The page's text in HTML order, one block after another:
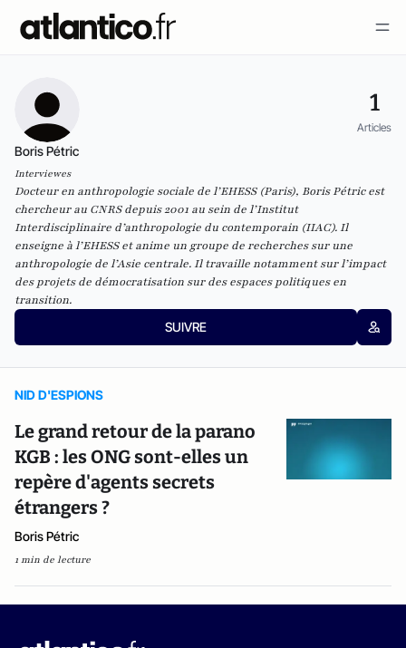
1
Articles
Boris Pétric
Interviewes
Docteur en anthropologie sociale de l’EHESS (Paris), Boris Pétric est
chercheur au CNRS depuis 2001 au sein de l’Institut
Interdisciplinaire d’anthropologie du contemporain (IIAC). Il
enseigne à l’EHESS et anime un groupe de recherches sur une
anthropologie de l’Asie centrale. Il travaillenotamment sur l’impact
des projets de démocratisation sur des espaces politiques en
transition.
SUIVRE
NID D'ESPIONS
Le grand retour de la parano
KGB : les ONG sont-elles un
repère d'agents secrets
étrangers ?
Boris Pétric
1 min de lecture